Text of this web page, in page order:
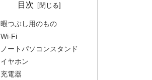
目次
暇つぶし用のもの
Wi-Fi
ノートパソコンスタンド
イヤホン
充電器